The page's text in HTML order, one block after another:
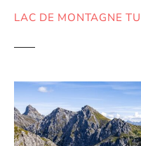
LAC DE MONTAGNE